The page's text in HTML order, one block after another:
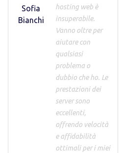
Sofia
Bianchi
hosting web è
insuperabile.
Vanno oltre per
aiutare con
qualsiasi
problema o
dubbio che ho. Le
prestazioni dei
server sono
eccellenti,
offrendo velocità
e affidabilità
ottimali per i miei